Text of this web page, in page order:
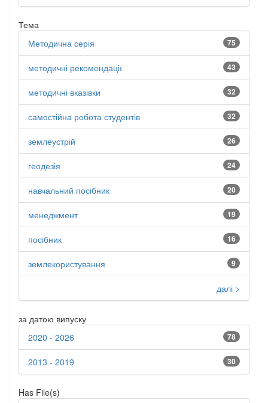
Тема
75
Методична серія
43
методичні рекомендації
32
методичні вказівки
32
самостійна робота студентів
26
землеустрій
24
геодезія
20
навчальний посібник
19
менеджмент
16
посібник
9
землекористування
далі >
за датою випуску
78
2020 - 2026
30
2013 - 2019
Has File(s)